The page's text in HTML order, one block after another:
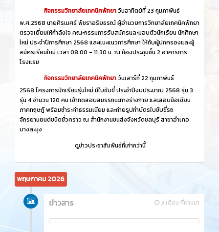
กิจกรรมวิทยาลัยเทคนิคพัทยาวันอาทิตย์ที่ 23 กุมภาพันธ์
พ.ศ.2568 นายศิรเมศร์ พัชราอริยธรณ์ ผู้อำนวยการวิทยาลัยเทคนิคพัทยา
ตรวจเยี่ยมให้กำลังใจ คณะกรรมการรับสมัครและมอบตัวนักเรียน นักศึกษา
ใหม่ ประจำปีการศึกษา 2568 และแนะแนวการศึกษา ให้กับผู้ปกครองและผู้
สมัครเรียนใหม่ เวลา 08.00 - 11.30 น. ณ ห้องประชุมชั้น 2 อาคารการ
โรงแรม
กิจกรรมวิทยาลัยเทคนิคพัทยาวันเสาร์ที่ 22 กุมภาพันธ์
2568 โครงการนักเรียนรุ่นใหม่ มีใบขับขี่ ประจำปีงบประมาณ 2568 รุ่น 3
รุ่น 4 จำนวน 120 คน เข้าทดสอบสมรรถนะทางร่างกาย และสอบข้อเขียน
ภาคทฤษฎี พร้อมชำระค่าธรรมเนียม และถ่ายรูปทำบัตรใบขับขี่รถ
จักรยานยนต์ชนิดชั่วคราว ณ สำนักงานขนส่งจังหวัดชลบุรี สาขาอำเภอ
บางละมุง
ดูข่าวประชาสัมพันธ์ที่เก่ากว่านี้
พฤษภาคม 2026
3 เดือน ที่ผ่านมา
ข่าวสาร